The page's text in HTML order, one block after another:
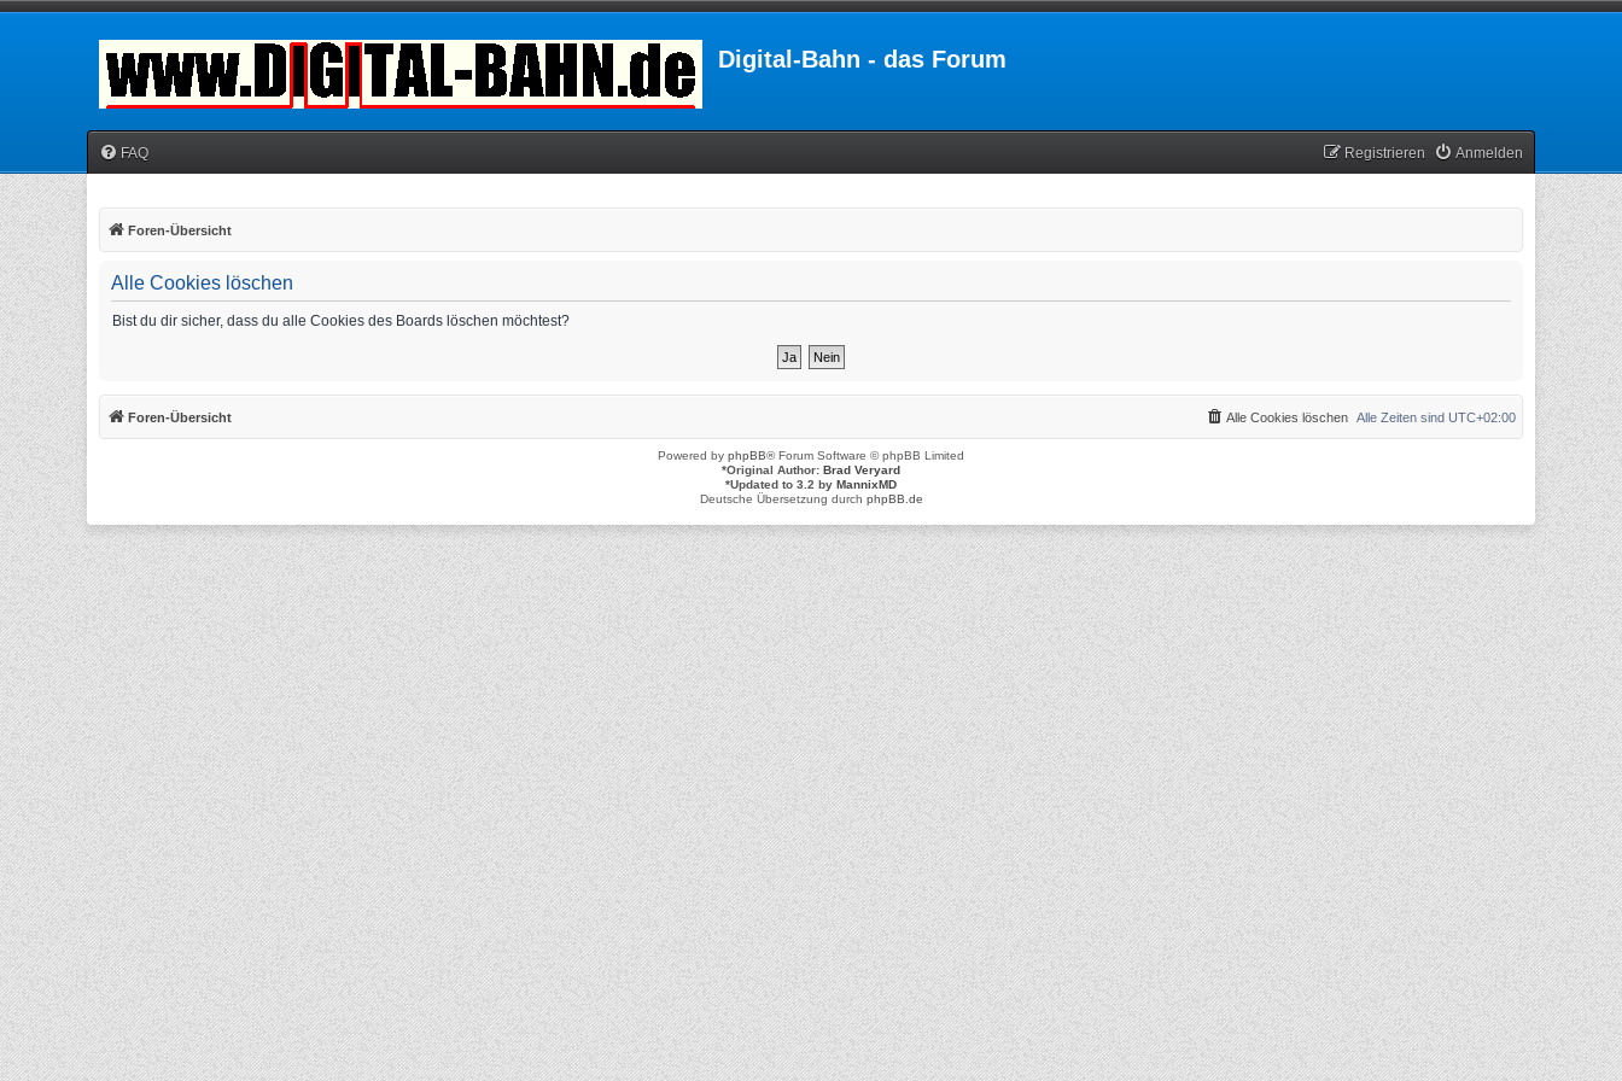
Digital-Bahn - das Forum
FAQ Anmelden
Registrieren
Foren-Übersicht
Alle Cookies löschen
Bist du dir sicher, dass du alle Cookies des Boards löschen möchtest?
Foren-Übersicht Alle Zeiten sind UTC+02:00
Alle Cookies löschen
Powered by phpBB® Forum Software © phpBB Limited
*Original Author: Brad Veryard
*Updated to 3.2 by MannixMD
Deutsche Übersetzung durch phpBB.de